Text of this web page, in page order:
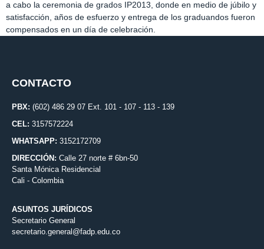
a cabo la ceremonia de grados IP2013, donde en medio de júbilo y
satisfacción, años de esfuerzo y entrega de los graduandos fueron
compensados en un día de celebración.
CONTACTO
PBX: (602) 486 29 07 Ext. 101 - 107 - 113 - 139
CEL: 3157572224
WHATSAPP: 3152172709
DIRECCIÓN: Calle 27 norte # 6bn-50
Santa Mónica Residencial
Cali - Colombia
ASUNTOS JURÍDICOS
Secretario General
secretario.general@fadp.edu.co